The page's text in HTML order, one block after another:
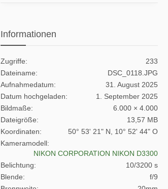
Informationen
Zugriffe
233
Dateiname
DSC_0118.JPG
Aufnahmedatum
31. August 2025
Datum hochgeladen
1. September 2025
Bildmaße
6.000 × 4.000
Dateigröße
13,57 MB
Koordinaten
50° 53' 21" N, 10° 52' 44" O
Kameramodell
NIKON CORPORATION NIKON D3300
Belichtung
10/3200 s
Blende
f/9